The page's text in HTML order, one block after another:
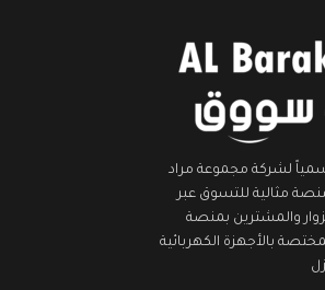
لشركة مجموعة مراد
مثالية للتسوق عبر
والمشترين بمنصة
بالأجهزة الكهربائية